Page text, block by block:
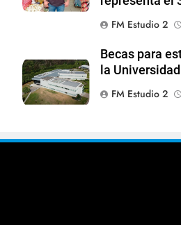
FM Estudio 2
Becas para
la
FM Estudio 2